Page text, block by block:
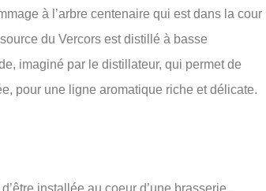
à l’arbre centenaire qui est dans la cour
du Vercors est distillé à basse
imaginé par le distillateur, qui permet de
pour une ligne aromatique riche et délicate.
installée au coeur d’une brasserie.